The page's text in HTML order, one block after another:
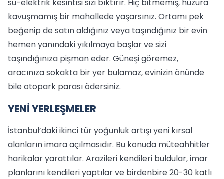
su-elektrik kesintisi sizi bıktırır. Hiç bitmemiş, huzura
kavuşmamış bir mahallede yaşarsınız. Ortamı pek
beğenip de satın aldığınız veya taşındığınız bir evin
hemen yanındaki yıkılmaya başlar ve sizi
taşındığınıza pişman eder. Güneşi göremez,
aracınıza sokakta bir yer bulamaz, evinizin önünde
bile otopark parası ödersiniz.
YENİ YERLEŞMELER
İstanbul’daki ikinci tür yoğunluk artışı yeni kırsal
alanların imara açılmasıdır. Bu konuda müteahhitler
harikalar yarattılar. Arazileri kendileri buldular, imar
planlarını kendileri yaptılar ve birdenbire 20-30 katlı